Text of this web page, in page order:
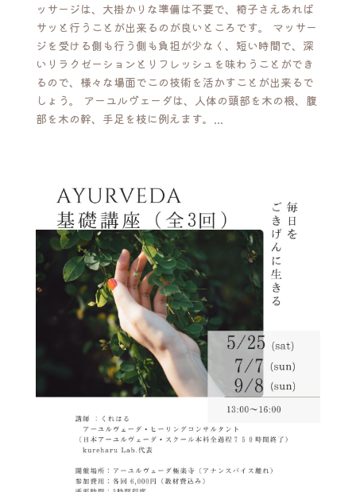
ッサージは、大掛かりな準備は不要で、椅子さえあれば
サッと行うことが出来るのが良いところです。 マッサー
ジを受ける側も行う側も負担が少なく、短い時間で、深
いリラクゼーションとリフレッシュを味わうことができ
るので、様々な場面でこの技術を活かすことが出来るで
しょう。 アーユルヴェーダは、人体の頭部を木の根、腹
部を木の幹、手足を枝に例えます。...